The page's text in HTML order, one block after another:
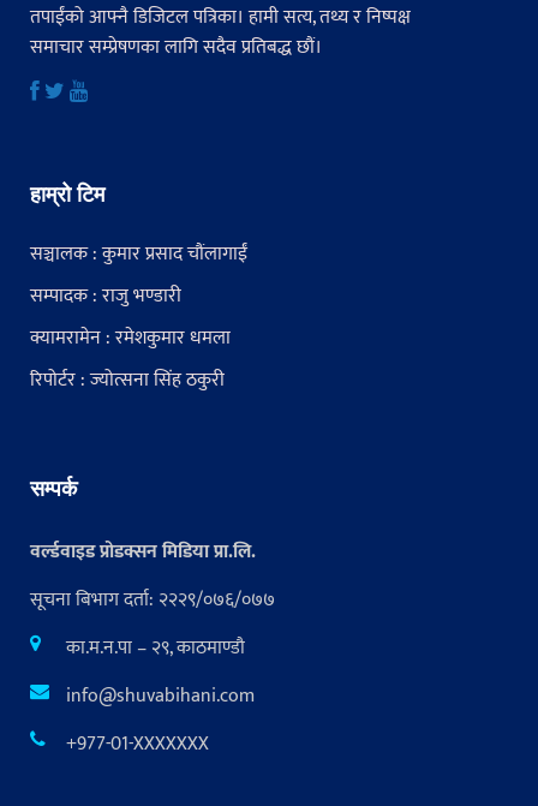
तपाईंको आफ्नै डिजिटल पत्रिका। हामी सत्य, तथ्य र निष्पक्ष
समाचार सम्प्रेषणका लागि सदैव प्रतिबद्ध छौं।
हाम्रो टिम
सञ्चालक : कुमार प्रसाद चौंलागाईं
सम्पादक : राजु भण्डारी
क्यामरामेन : रमेशकुमार धमला
रिपोर्टर : ज्योत्सना सिंह ठकुरी
सम्पर्क
वर्ल्डवाइड प्रोडक्सन मिडिया प्रा.लि.
सूचना बिभाग दर्ता: २२२९/०७६/०७७
का.म.न.पा – २९, काठमाण्डौ
info@shuvabihani.com
+977-01-XXXXXXX